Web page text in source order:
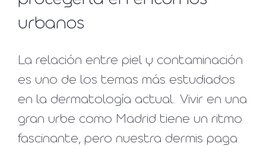
urbanos
La relación entre piel y contaminación
es uno de los temas más estudiados
en la dermatología actual. Vivir en una
gran urbe como Madrid tiene un ritmo
fascinante, pero nuestra dermis paga